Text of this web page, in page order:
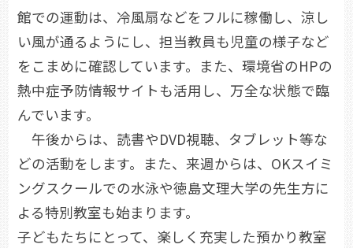
館での運動は、冷風扇などをフルに稼働し、涼し
い風が通るようにし、担当教員も児童の様子など
をこまめに確認しています。また、環境省のHPの
熱中症予防情報サイトも活用し、万全な状態で臨
んでいます。
午後からは、読書やDVD視聴、タブレット等な
どの活動をします。また、来週からは、OKスイミ
ングスクールでの水泳や徳島文理大学の先生方に
よる特別教室も始まります。
子どもたちにとって、楽しく充実した預かり教室